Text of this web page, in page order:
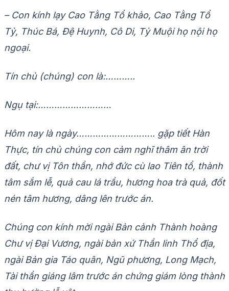
– Con kính lạy Cao Tằng Tổ khảo, Cao Tằng Tổ
Tỷ, Thúc Bá, Đệ Huynh, Cô Di, Tỷ Muội họ nội họ
ngoại.
Tín chủ (chúng) con là:………..
Ngụ tại:………………………
Hôm nay là ngày……………………….. gặp tiết Hàn
Thực, tín chủ chúng con cảm nghĩ thâm ân trời
đất, chư vị Tôn thần, nhớ đức cù lao Tiên tổ, thành
tâm sắm lễ, quả cau lá trầu, hương hoa trà quả, đốt
nén tâm hương, dâng lên trước án.
Chúng con kính mời ngài Bản cảnh Thành hoàng
Chư vị Đại Vương, ngài bản xứ Thần linh Thổ địa,
ngài Bản gia Táo quân, Ngũ phương, Long Mạch,
Tài thần giáng lâm trước án chứng giám lòng thành